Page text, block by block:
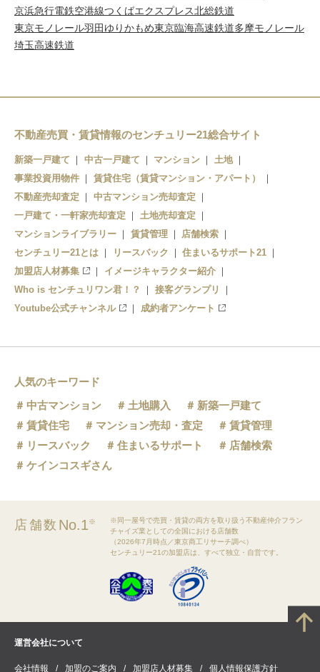
京浜急行電鉄空港線つくばエクスプレス北総鉄道
東京モノレール羽田 ゆりかもめ東京臨海高速鉄道多摩モノレール
埼玉高速鉄道
不動産売買・賃貸情報のセンチュリー21総合サイト
新築一戸建て 中古一戸建て マンション
土地
事業投資用物件
賃貸住宅（賃貸マンション・アパート）
不動産売却査定
中古マンション売却査定
一戸建て・一軒家売却査定
土地売却査定
マンションライブラリー
賃貸管理
店舗検索
センチュリー21とは
リースバック
住まいるサポート21
加盟店人材募集
イメージキャラクター紹介
Who is センチュリワン君！？
接客グランプリ
Youtube公式チャンネル
成約者アンケート
人気のキーワード
中古マンション
土地購入
新築一戸建て
賃貸住宅
マンション売却・査定
賃貸管理
リースバック
住まいるサポート
店舗検索
ケインコスギさん
店舗数 No.1※
※同一屋号で売買・賃貸の両方を取り扱う不動産仲介フラン
チャイズ業としての全国における店舗数
（2026年7月時点／東京商工リサーチ調べ）
センチュリー21の加盟店は、すべて独立・自営です。
運営会社について
会社情報 加盟のご案内 加盟店人材募集 個人情報保護方針